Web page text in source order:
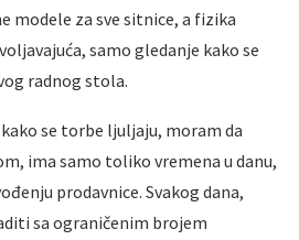
modele za sve sitnice, a fizika
samo gledanje kako se
radnog stola.
se torbe ljuljaju, moram da
ima samo toliko vremena u danu,
prodavnice. Svakog dana,
sa ograničenim brojem